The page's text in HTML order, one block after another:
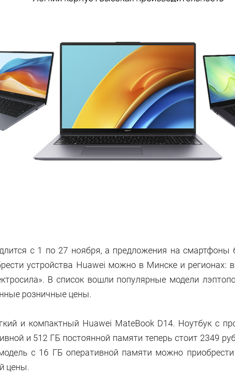
с 1 по 27 ноября, а предложения на смартфоны
устройства Huawei можно в Минске и регионах:
В список вошли популярные модели
розничные цены.
и компактный Huawei MateBook D14. Ноутбук с
и 512 ГБ постоянной памяти теперь стоит 2349
с 16 ГБ оперативной памяти можно
цены.